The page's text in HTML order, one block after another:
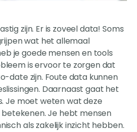
zijn. Er is zoveel data! Soms
wat het allemaal
je goede mensen en tools
is ervoor te zorgen dat
date zijn. Foute data kunnen
Daarnaast gaat het
Je moet weten wat deze
Je hebt mensen
als zakelijk inzicht hebben.